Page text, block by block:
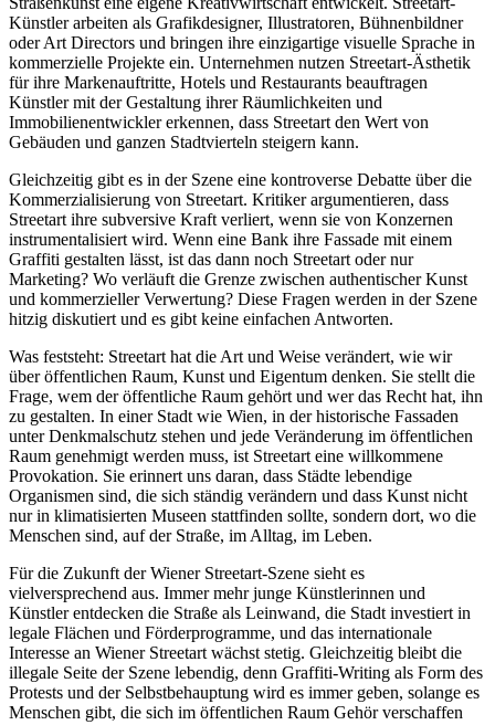
Künstler arbeiten als Grafikdesigner, Illustratoren, Bühnenbildner
oder Art Directors und bringen ihre einzigartige visuelle Sprache in
kommerzielle Projekte ein. Unternehmen nutzen Streetart-Ästhetik
für ihre Markenauftritte, Hotels und Restaurants beauftragen
Künstler mit der Gestaltung ihrer Räumlichkeiten und
Immobilienentwickler erkennen, dass Streetart den Wert von
Gebäuden und ganzen Stadtvierteln steigern kann.
Gleichzeitig gibt es in der Szene eine kontroverse Debatte über die
Kommerzialisierung von Streetart. Kritiker argumentieren, dass
Streetart ihre subversive Kraft verliert, wenn sie von Konzernen
instrumentalisiert wird. Wenn eine Bank ihre Fassade mit einem
Graffiti gestalten lässt, ist das dann noch Streetart oder nur
Marketing? Wo verläuft die Grenze zwischen authentischer Kunst
und kommerzieller Verwertung? Diese Fragen werden in der Szene
hitzig diskutiert und es gibt keine einfachen Antworten.
Was feststeht: Streetart hat die Art und Weise verändert, wie wir
über öffentlichen Raum, Kunst und Eigentum denken. Sie stellt die
Frage, wem der öffentliche Raum gehört und wer das Recht hat, ihn
zu gestalten. In einer Stadt wie Wien, in der historische Fassaden
unter Denkmalschutz stehen und jede Veränderung im öffentlichen
Raum genehmigt werden muss, ist Streetart eine willkommene
Provokation. Sie erinnert uns daran, dass Städte lebendige
Organismen sind, die sich ständig verändern und dass Kunst nicht
nur in klimatisierten Museen stattfinden sollte, sondern dort, wo die
Menschen sind, auf der Straße, im Alltag, im Leben.
Für die Zukunft der Wiener Streetart-Szene sieht es
vielversprechend aus. Immer mehr junge Künstlerinnen und
Künstler entdecken die Straße als Leinwand, die Stadt investiert in
legale Flächen und Förderprogramme, und das internationale
Interesse an Wiener Streetart wächst stetig. Gleichzeitig bleibt die
illegale Seite der Szene lebendig, denn Graffiti-Writing als Form des
Protests und der Selbstbehauptung wird es immer geben, solange es
Menschen gibt, die sich im öffentlichen Raum Gehör verschaffen